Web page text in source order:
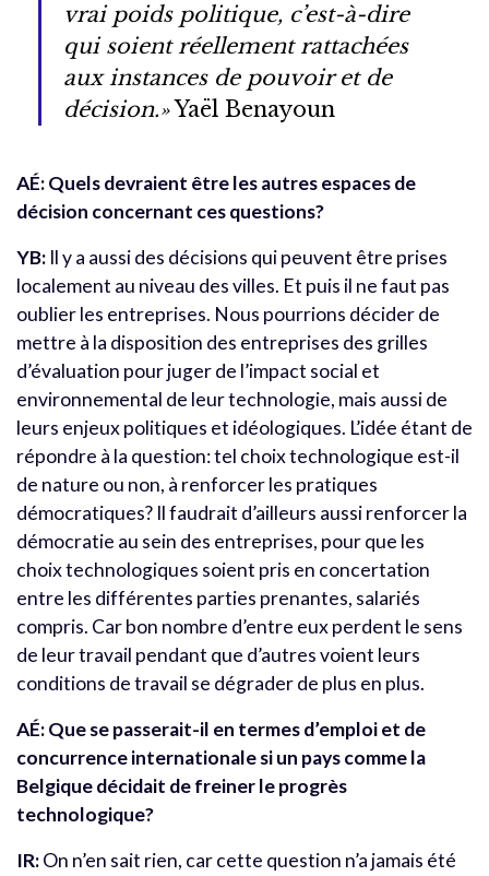
vrai poids politique, c’est-à-dire
qui soient réellement rattachées
aux instances de pouvoir et de
décision.»Yaël Benayoun
AÉ: Quels devraient être les autres espaces de
décision concernant ces questions?
YB: Il y a aussi des décisions qui peuvent être prises
localement au niveau des villes. Et puis il ne faut pas
oublier les entreprises. Nous pourrions décider de
mettre à la disposition des entreprises des grilles
d’évaluation pour juger de l’impact social et
environnemental de leur technologie, mais aussi de
leurs enjeux politiques et idéologiques. L’idée étant de
répondre à la question: tel choix technologique est-il
de nature ou non, à renforcer les pratiques
démocratiques? Il faudrait d’ailleurs aussi renforcer la
démocratie au sein des entreprises, pour que les
choix technologiques soient pris en concertation
entre les différentes parties prenantes, salariés
compris. Car bon nombre d’entre eux perdent le sens
de leur travail pendant que d’autres voient leurs
conditions de travail se dégrader de plus en plus.
AÉ: Que se passerait-il en termes d’emploi et de
concurrence internationale si un pays comme la
Belgique décidait de freiner le progrès
technologique?
IR:On n’en sait rien, car cette question n’a jamais été